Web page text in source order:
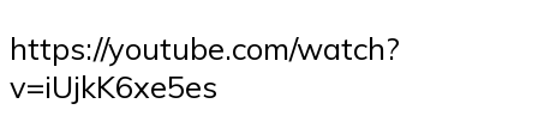
https://youtube.com/watch?
v=iUjkK6xe5es